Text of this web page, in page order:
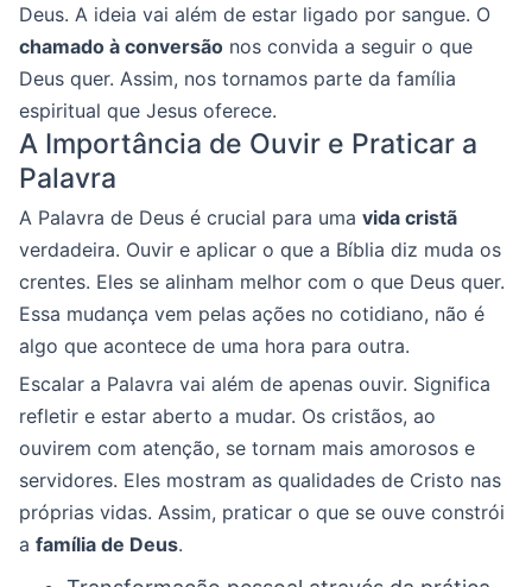
Deus. A ideia vai além de estar ligado por sangue. O
chamado à conversão nos convida a seguir o que
Deus quer. Assim, nos tornamos parte da família
espiritual que Jesus oferece.
A Importância de Ouvir e Praticar a
Palavra
A Palavra de Deus é crucial para uma vida cristã
verdadeira. Ouvir e aplicar o que a Bíblia diz muda os
crentes. Eles se alinham melhor com o que Deus quer.
Essa mudança vem pelas ações no cotidiano, não é
algo que acontece de uma hora para outra.
Escalar a Palavra vai além de apenas ouvir. Significa
refletir e estar aberto a mudar. Os cristãos, ao
ouvirem com atenção, se tornam mais amorosos e
servidores. Eles mostram as qualidades de Cristo nas
próprias vidas. Assim, praticar o que se ouve constrói
a família de Deus.